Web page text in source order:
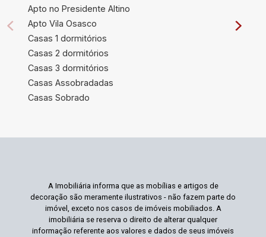
Apto no Presidente Altino
Apto Vila Osasco
Casas 1 dormitórios
Casas 2 dormitórios
Casas 3 dormitórios
Casas Assobradadas
Casas Sobrado
A Imobiliária informa que as mobílias e artigos de
decoração são meramente ilustrativos - não fazem parte do
imóvel, exceto nos casos de imóveis mobiliados. A
imobiliária se reserva o direito de alterar qualquer
informação referente aos valores e dados de seus imóveis